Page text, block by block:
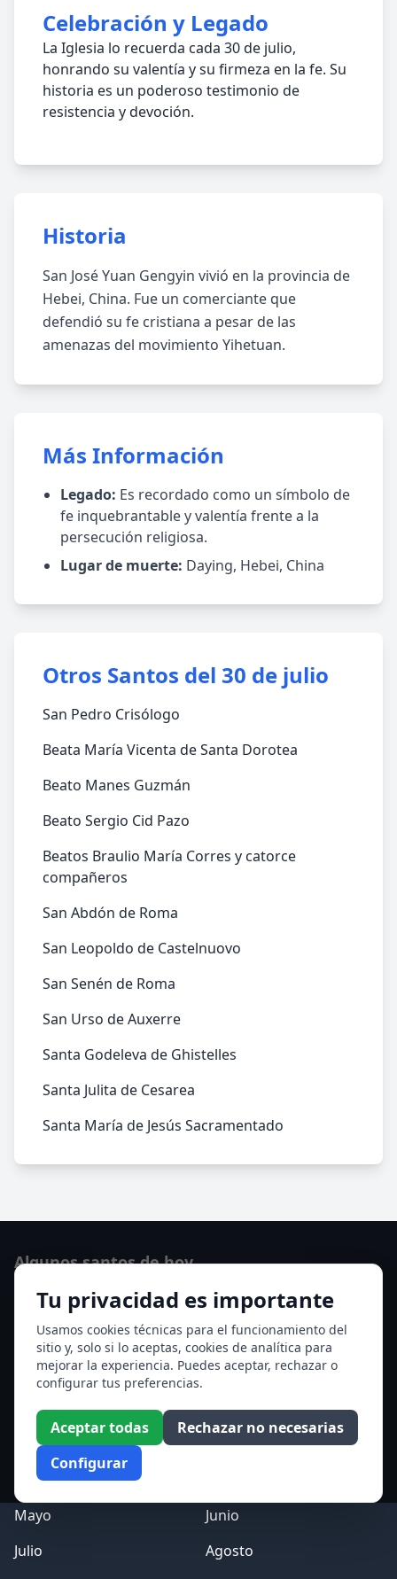
Celebración y Legado
La Iglesia lo recuerda cada 30 de julio,
honrando su valentía y su firmeza en la fe. Su
historia es un poderoso testimonio de
resistencia y devoción.
Historia
San José Yuan Gengyin vivió en la provincia de
Hebei, China. Fue un comerciante que
defendió su fe cristiana a pesar de las
amenazas del movimiento Yihetuan.
Más Información
Legado: Es recordado como un símbolo de
fe inquebrantable y valentía frente a la
persecución religiosa.
Lugar de muerte: Daying, Hebei, China
Otros Santos del 30 de julio
San Pedro Crisólogo
Beata María Vicenta de Santa Dorotea
Beato Manes Guzmán
Beato Sergio Cid Pazo
Beatos Braulio María Corres y catorce
compañeros
San Abdón de Roma
San Leopoldo de Castelnuovo
San Senén de Roma
San Urso de Auxerre
Santa Godeleva de Ghistelles
Santa Julita de Cesarea
Santa María de Jesús Sacramentado
Tu privacidad es importante
Usamos cookies técnicas para el funcionamiento del
sitio y, solo si lo aceptas, cookies de analítica para
mejorar la experiencia. Puedes aceptar, rechazar o
configurar tus preferencias.
Aceptar todas
Rechazar no necesarias
Configurar
Algunos santos de hoy
San Cayetano de Thiene
San Sixto II papa
Ver todos los santos de hoy
Acceso a los Meses
Enero
Febrero
Marzo
Mayo
Junio
Julio
Agosto